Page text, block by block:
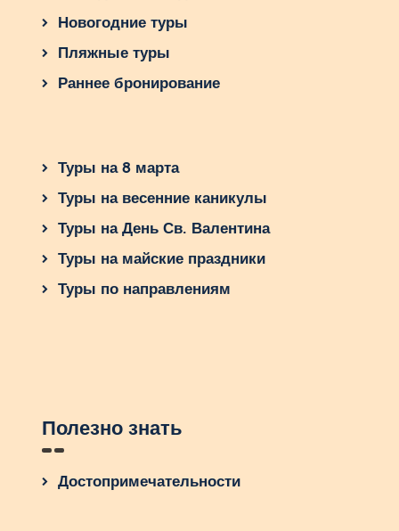
Новогодние туры
Пляжные туры
Раннее бронирование
Туры на 8 марта
Туры на весенние каникулы
Туры на День Св. Валентина
Туры на майские праздники
Туры по направлениям
Полезно знать
Достопримечательности